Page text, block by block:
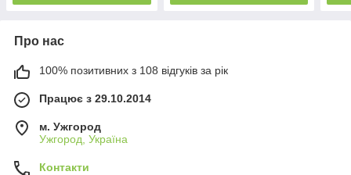
Про нас
100% позитивних з 108 відгуків за рік
Працює з 29.10.2014
м. Ужгород
Ужгород, Україна
Контакти